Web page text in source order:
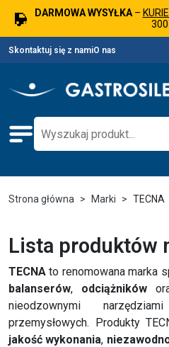
DARMOWA WYSYŁKA–
300
Skontaktuj się z namiO nas
Strona główna Marki TECNA
Lista produktów
TECNA to renomowana marka
balanserów, odciążników
nieodzownymi
przemysłowych. Produkty
jakość wykonania,